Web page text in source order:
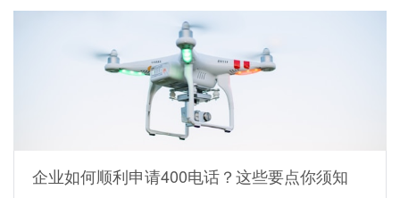
企业如何顺利申请400电话？这些要点你须知